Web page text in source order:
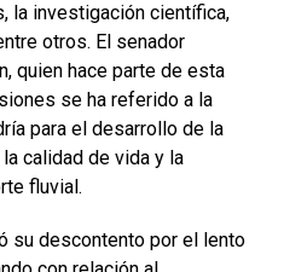
la investigación científica,
otros. El senador
quien hace parte de esta
se ha referido a la
para el desarrollo de la
calidad de vida y la
fluvial.
su descontento por el lento